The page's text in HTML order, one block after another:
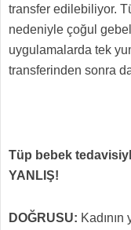
transfer edilebiliyor.
nedeniyle çoğul
uygulamalarda tek
transferinden sonra
Tüp bebek
YANLIŞ!
DOĞRUSU: